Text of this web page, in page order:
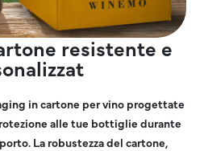
resistente e
in cartone per vino progettate
alle tue bottiglie durante
La robustezza del cartone,